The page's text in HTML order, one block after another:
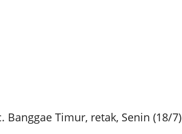
Timur, retak, Senin (18/